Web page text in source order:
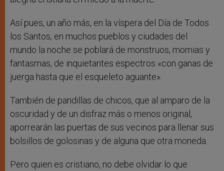
Así pues, un año más, en la víspera del Día de Todos
los Santos, en muchos pueblos y ciudades del
mundo la noche se poblará de monstruos, momias y
fantasmas, de inquietantes espectros «con ganas de
juerga hasta que el esqueleto aguante».
También de pandillas de chicos, que al amparo de la
oscuridad y de un disfraz más o menos original,
aporrearán las puertas de sus vecinos para llenar sus
bolsillos de golosinas y de alguna que otra moneda.
Pero quien es cristiano, no debe olvidar lo que